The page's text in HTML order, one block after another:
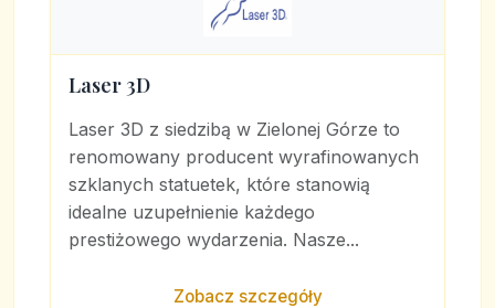
Laser 3D
Laser 3D z siedzibą w Zielonej Górze to
renomowany producent wyrafinowanych
szklanych statuetek, które stanowią
idealne uzupełnienie każdego
prestiżowego wydarzenia. Nasze...
Zobacz szczegóły